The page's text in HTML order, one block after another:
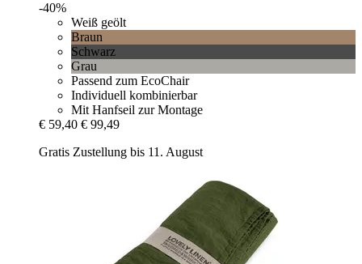
-40%
Weiß geölt
Braun
Schwarz
Grau
Passend zum EcoChair
Individuell kombinierbar
Mit Hanfseil zur Montage
€ 59,40 € 99,49
Gratis Zustellung bis 11. August